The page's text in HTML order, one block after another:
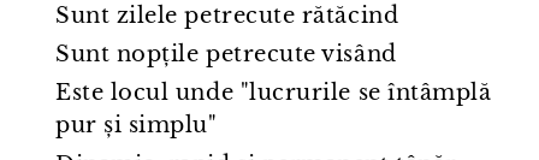
Sunt zilele petrecute rătăcind
Sunt nopțile petrecute visând
Este locul unde "lucrurile se întâmplă
pur și simplu"